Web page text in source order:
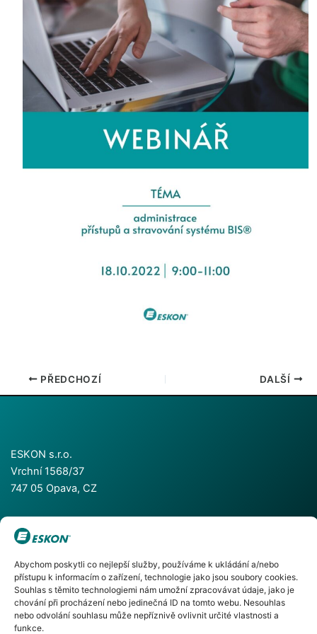
Abychom poskytli co nejlepší služby, používáme k ukládání a/nebo
přístupu k informacím o zařízení, technologie jako jsou soubory cookies.
Souhlas s těmito technologiemi nám umožní zpracovávat údaje, jako je
chování při procházení nebo jedinečná ID na tomto webu. Nesouhlas
nebo odvolání souhlasu může nepříznivě ovlivnit určité vlastnosti a
funkce.
PŘEDCHOZÍ DALŠÍ
ESKON s.r.o.
Vrchní 1568/37
747 05 Opava, CZ
+420 553 624 055
+420 553 786 811
info@eskon.cz